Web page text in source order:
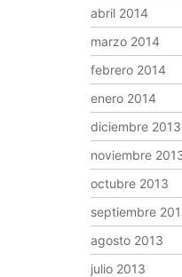
abril 2014
marzo 2014
febrero 2014
enero 2014
diciembre 2013
noviembre
octubre 2013
septiembre
agosto 2013
julio 2013